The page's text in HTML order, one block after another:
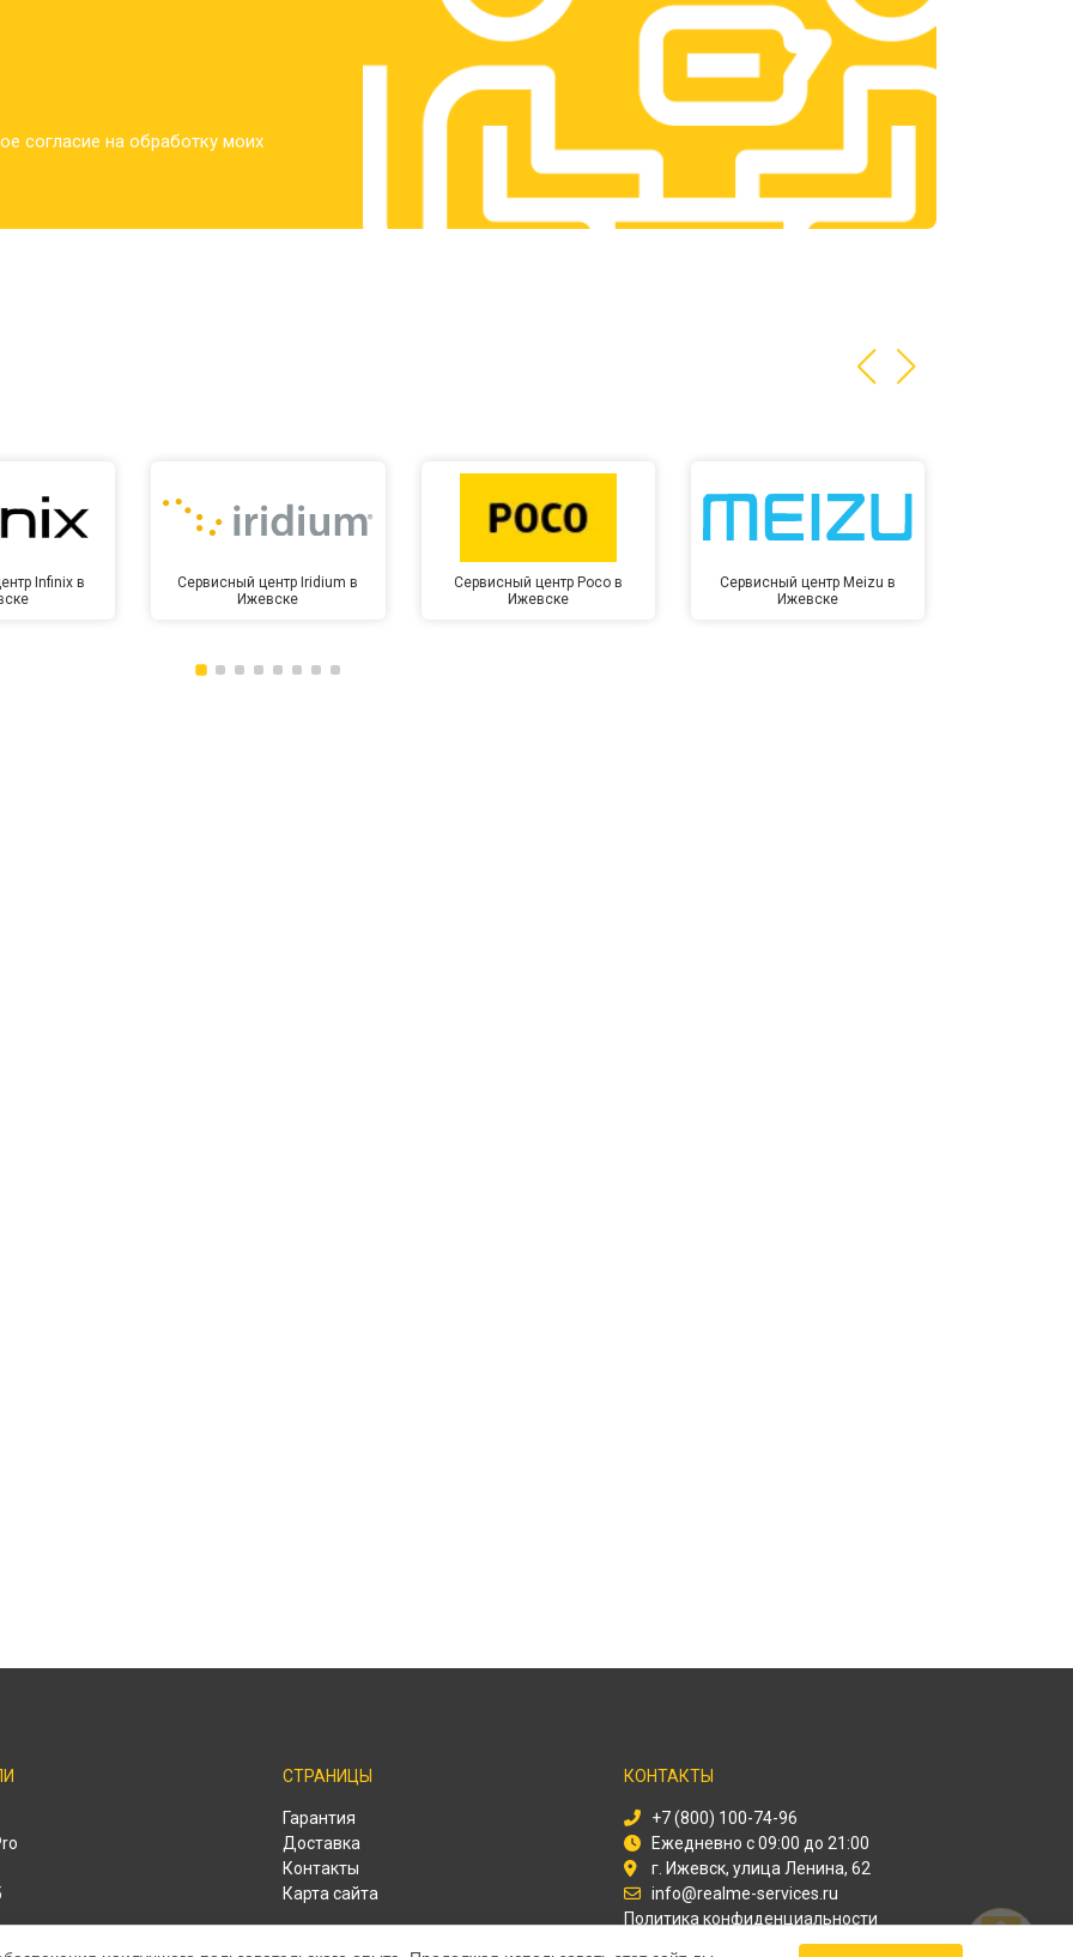
от 950 ₽ Заказать
от 1750 ₽
согласие на обработку моих
Infinix в
Сервисный центр Iridium в
Ижевске
Сервисный центр Poco в
Ижевске
Сервисный центр Meizu в
Ижевске
СТРАНИЦЫ
Гарантия
Доставка
Контакты
Карта сайта
КОНТАКТЫ
+7 (800) 100-74-96
Ежедневно с 09:00 до 21:00
г. Ижевск, улица Ленина, 62
info@realme-services.ru
Политика конфиденциальности